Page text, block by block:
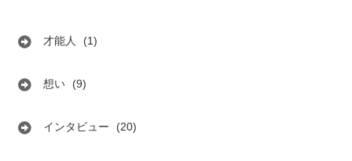
才能人 (1)
想い (9)
インタビュー (20)